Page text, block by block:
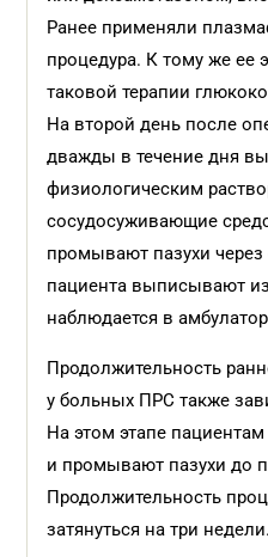
Ранее применяли
процедура. К тому же ее
таковой терапии
На второй день после
дважды в течение дня
физиологическим
сосудосуживающие
промывают пазухи через
пациента выписывают
наблюдается в
Продолжительность
у больных ПРС также
На этом этапе
и промывают пазухи до
Продолжительность
затянуться на три недели.